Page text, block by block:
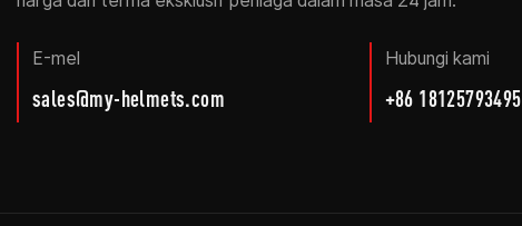
E-mel
sales@my-helmets.com
Hubungi kami
+86 18125793495